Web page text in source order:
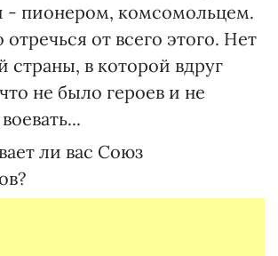
- пионером, комсомольцем.
от всего этого. Нет
страны, в которой вдруг
не было героев и не
ли вас Союз